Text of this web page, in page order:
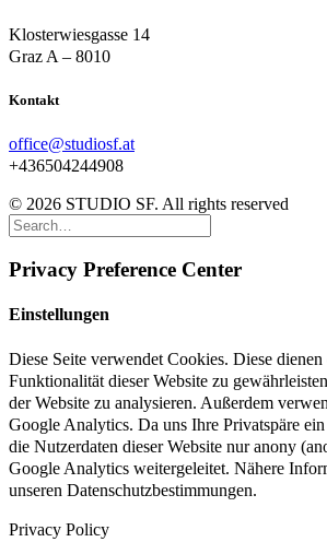
Klosterwiesgasse 14
Graz A – 8010
Kontakt
office@studiosf.at
+436504244908
© 2026 STUDIO SF. All rights reserved
Privacy Preference Center
Einstellungen
Diese Seite verwendet Cookies. Diese dienen
Funktionalität dieser Website zu
der Website zu analysieren. Außerdem
Google Analytics. Da uns Ihre Privatspäre
die Nutzerdaten dieser Website nur anony
Google Analytics weitergeleitet. Nähere
unseren Datenschutzbestimmungen.
Privacy Policy